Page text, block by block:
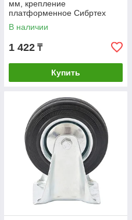
мм, крепление
платформенное Сибртех
В наличии
1 422 ₸
Купить